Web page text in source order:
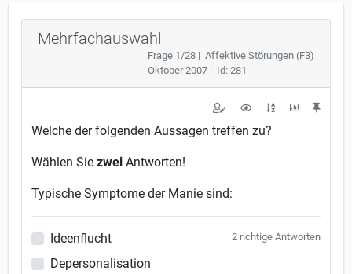
Mehrfachauswahl
Frage 1/28 | Affektive Störungen (F3)
Oktober 2007 | Id: 281
Welche der folgenden Aussagen treffen zu?
Wählen Siezwei Antworten!
Typische Symptome der Manie sind:
2 richtige Antworten
Ideenflucht
Depersonalisation